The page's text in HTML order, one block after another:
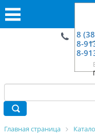
8
8-
8-
Главная страница